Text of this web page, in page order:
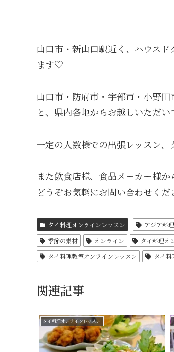
山口市・新山口駅近く、ハウス
ます♡
山口市・防府市・宇部市・小野
と、県内各地からお越しいただ
一定の人数様での出張レッスン
また飲食店様、食品メーカー様か
どうぞお気軽にお問い合わせく
タイ料理オンラインレッスン アジア料
季節の素材
オンライン タイ料理オ
タイ料理教室オンラインレッスン
タイ料
関連記事
タイ料理オンラインレッスン